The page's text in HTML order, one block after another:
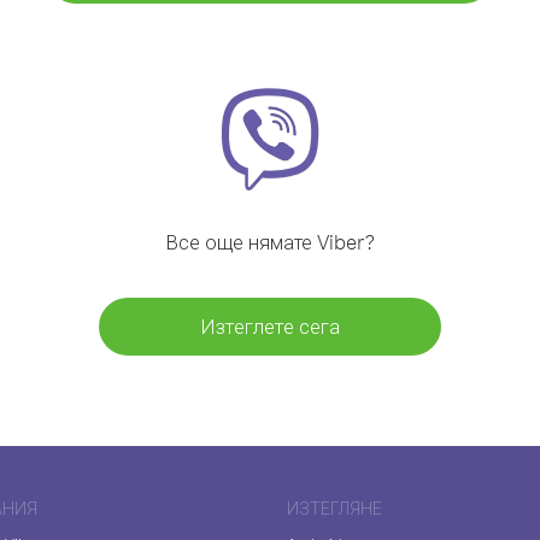
Все още нямате Viber?
Изтеглете сега
ИЗТЕГЛЯНЕ